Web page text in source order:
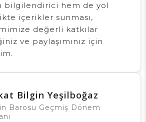
bilgilendirici hem de yol
içerikler sunması,
değerli katkılar
ve paylaşımınız için
Bilgin Yeşilboğaz
Barosu Geçmiş Dönem